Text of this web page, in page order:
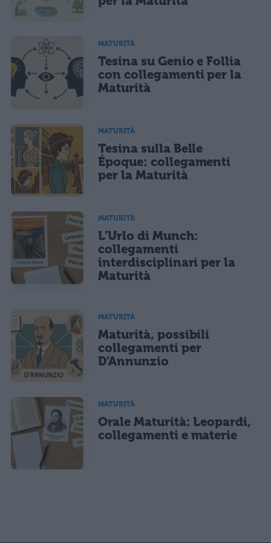
MATURITÀ
Tesina su Genio e Follia
con collegamenti per la
Maturità
MATURITÀ
Tesina sulla Belle
Époque: collegamenti
per la Maturità
MATURITÀ
L’Urlo di Munch:
collegamenti
interdisciplinari per la
Maturità
MATURITÀ
Maturità, possibili
collegamenti per
D’Annunzio
MATURITÀ
Orale Maturità: Leopardi,
collegamenti e materie